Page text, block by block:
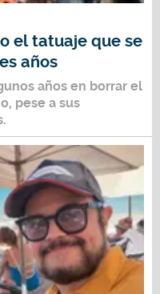
el tatuaje que se
años
años en borrar el
pese a sus